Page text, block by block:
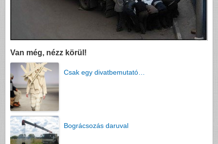
Van még, nézz körül!
Csak egy divatbemutató…
Bográcsozás daruval